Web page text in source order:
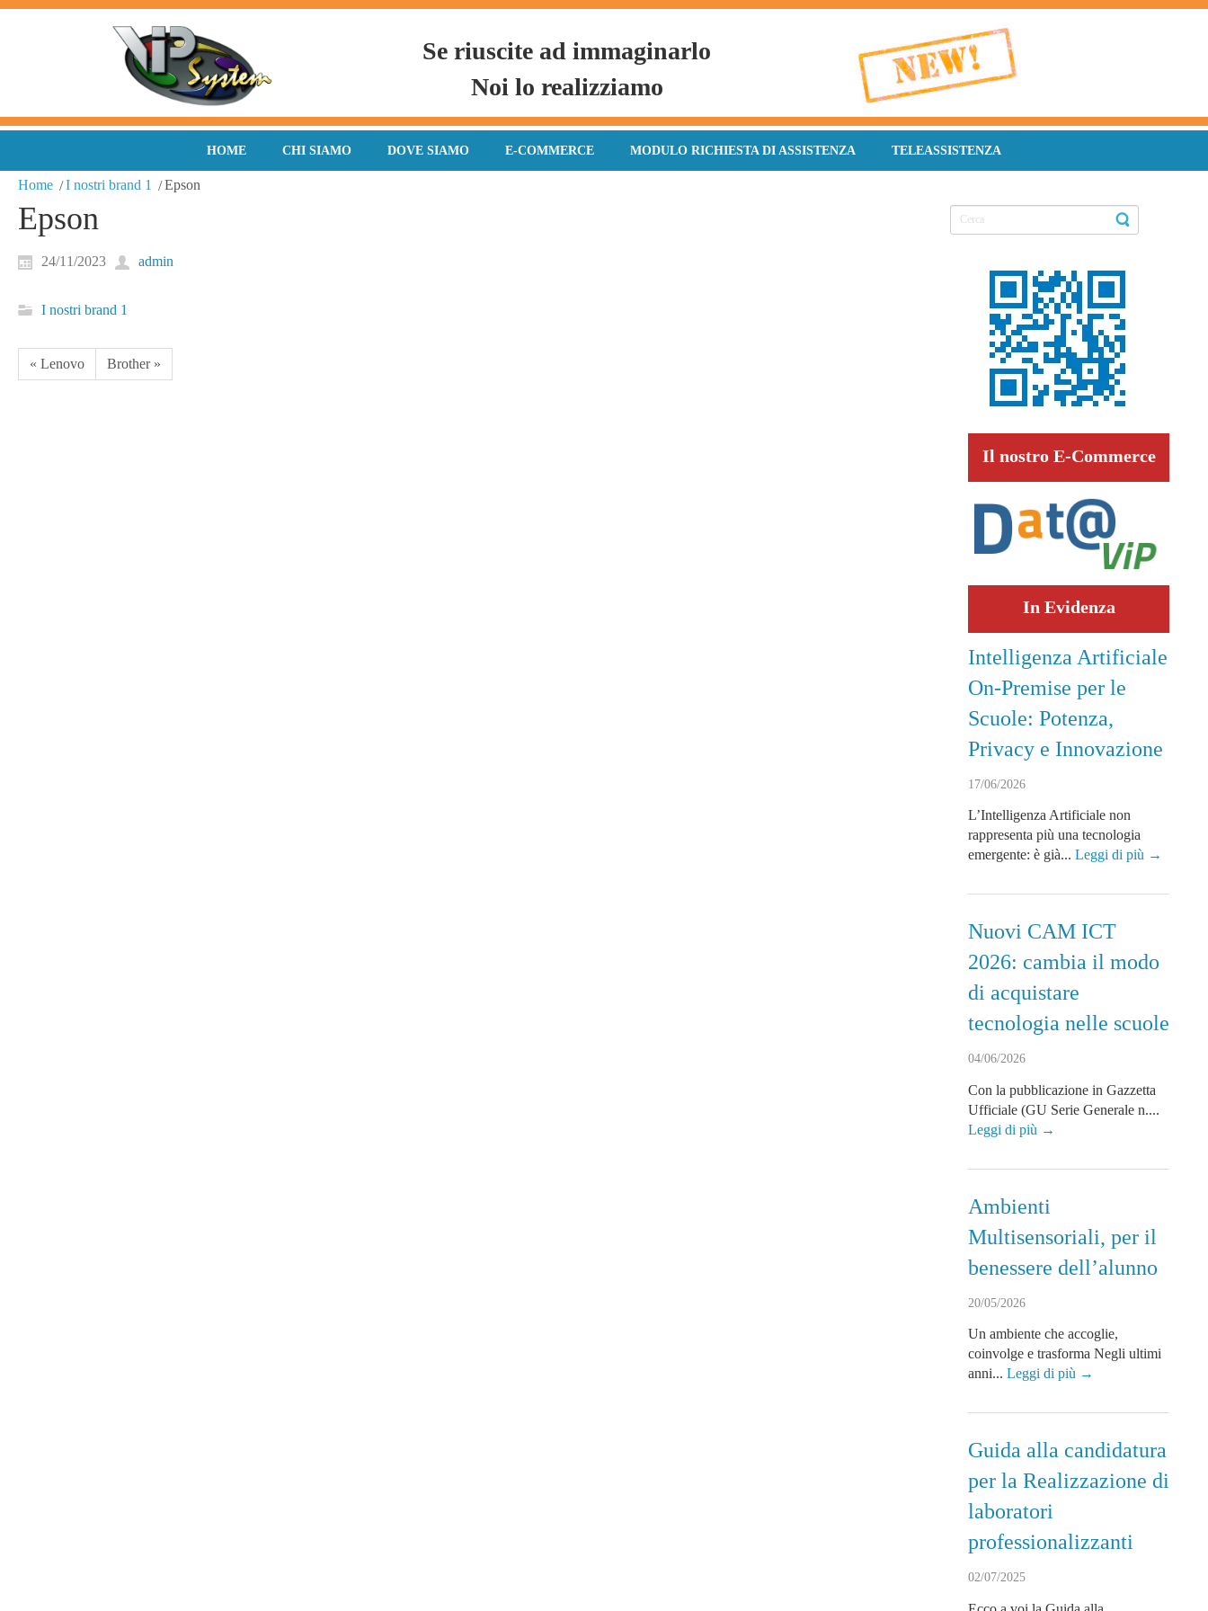
Se riuscite ad immaginarlo
Noi lo realizziamo
HOME CHI SIAMO DOVE SIAMO E-COMMERCE MODULO RICHIESTA DI ASSISTENZA TELEASSISTENZA
Home I nostri brand 1 Epson
Epson
24/11/2023 admin
I nostri brand 1
« Lenovo Brother »
Il nostro E-Commerce
In Evidenza
Intelligenza Artificiale
On-Premise per le
Scuole: Potenza,
Privacy e Innovazione
17/06/2026
L’Intelligenza Artificiale non
rappresenta più una tecnologia
emergente: è già... Leggi di più →
Nuovi CAM ICT
2026: cambia il modo
di acquistare
tecnologia nelle scuole
04/06/2026
Con la pubblicazione in Gazzetta
Ufficiale (GU Serie Generale n....
Leggi di più →
Ambienti
Multisensoriali, per il
benessere dell’alunno
20/05/2026
Un ambiente che accoglie,
coinvolge e trasforma Negli ultimi
anni... Leggi di più →
Guida alla candidatura
per la Realizzazione di
laboratori
professionalizzanti
02/07/2025